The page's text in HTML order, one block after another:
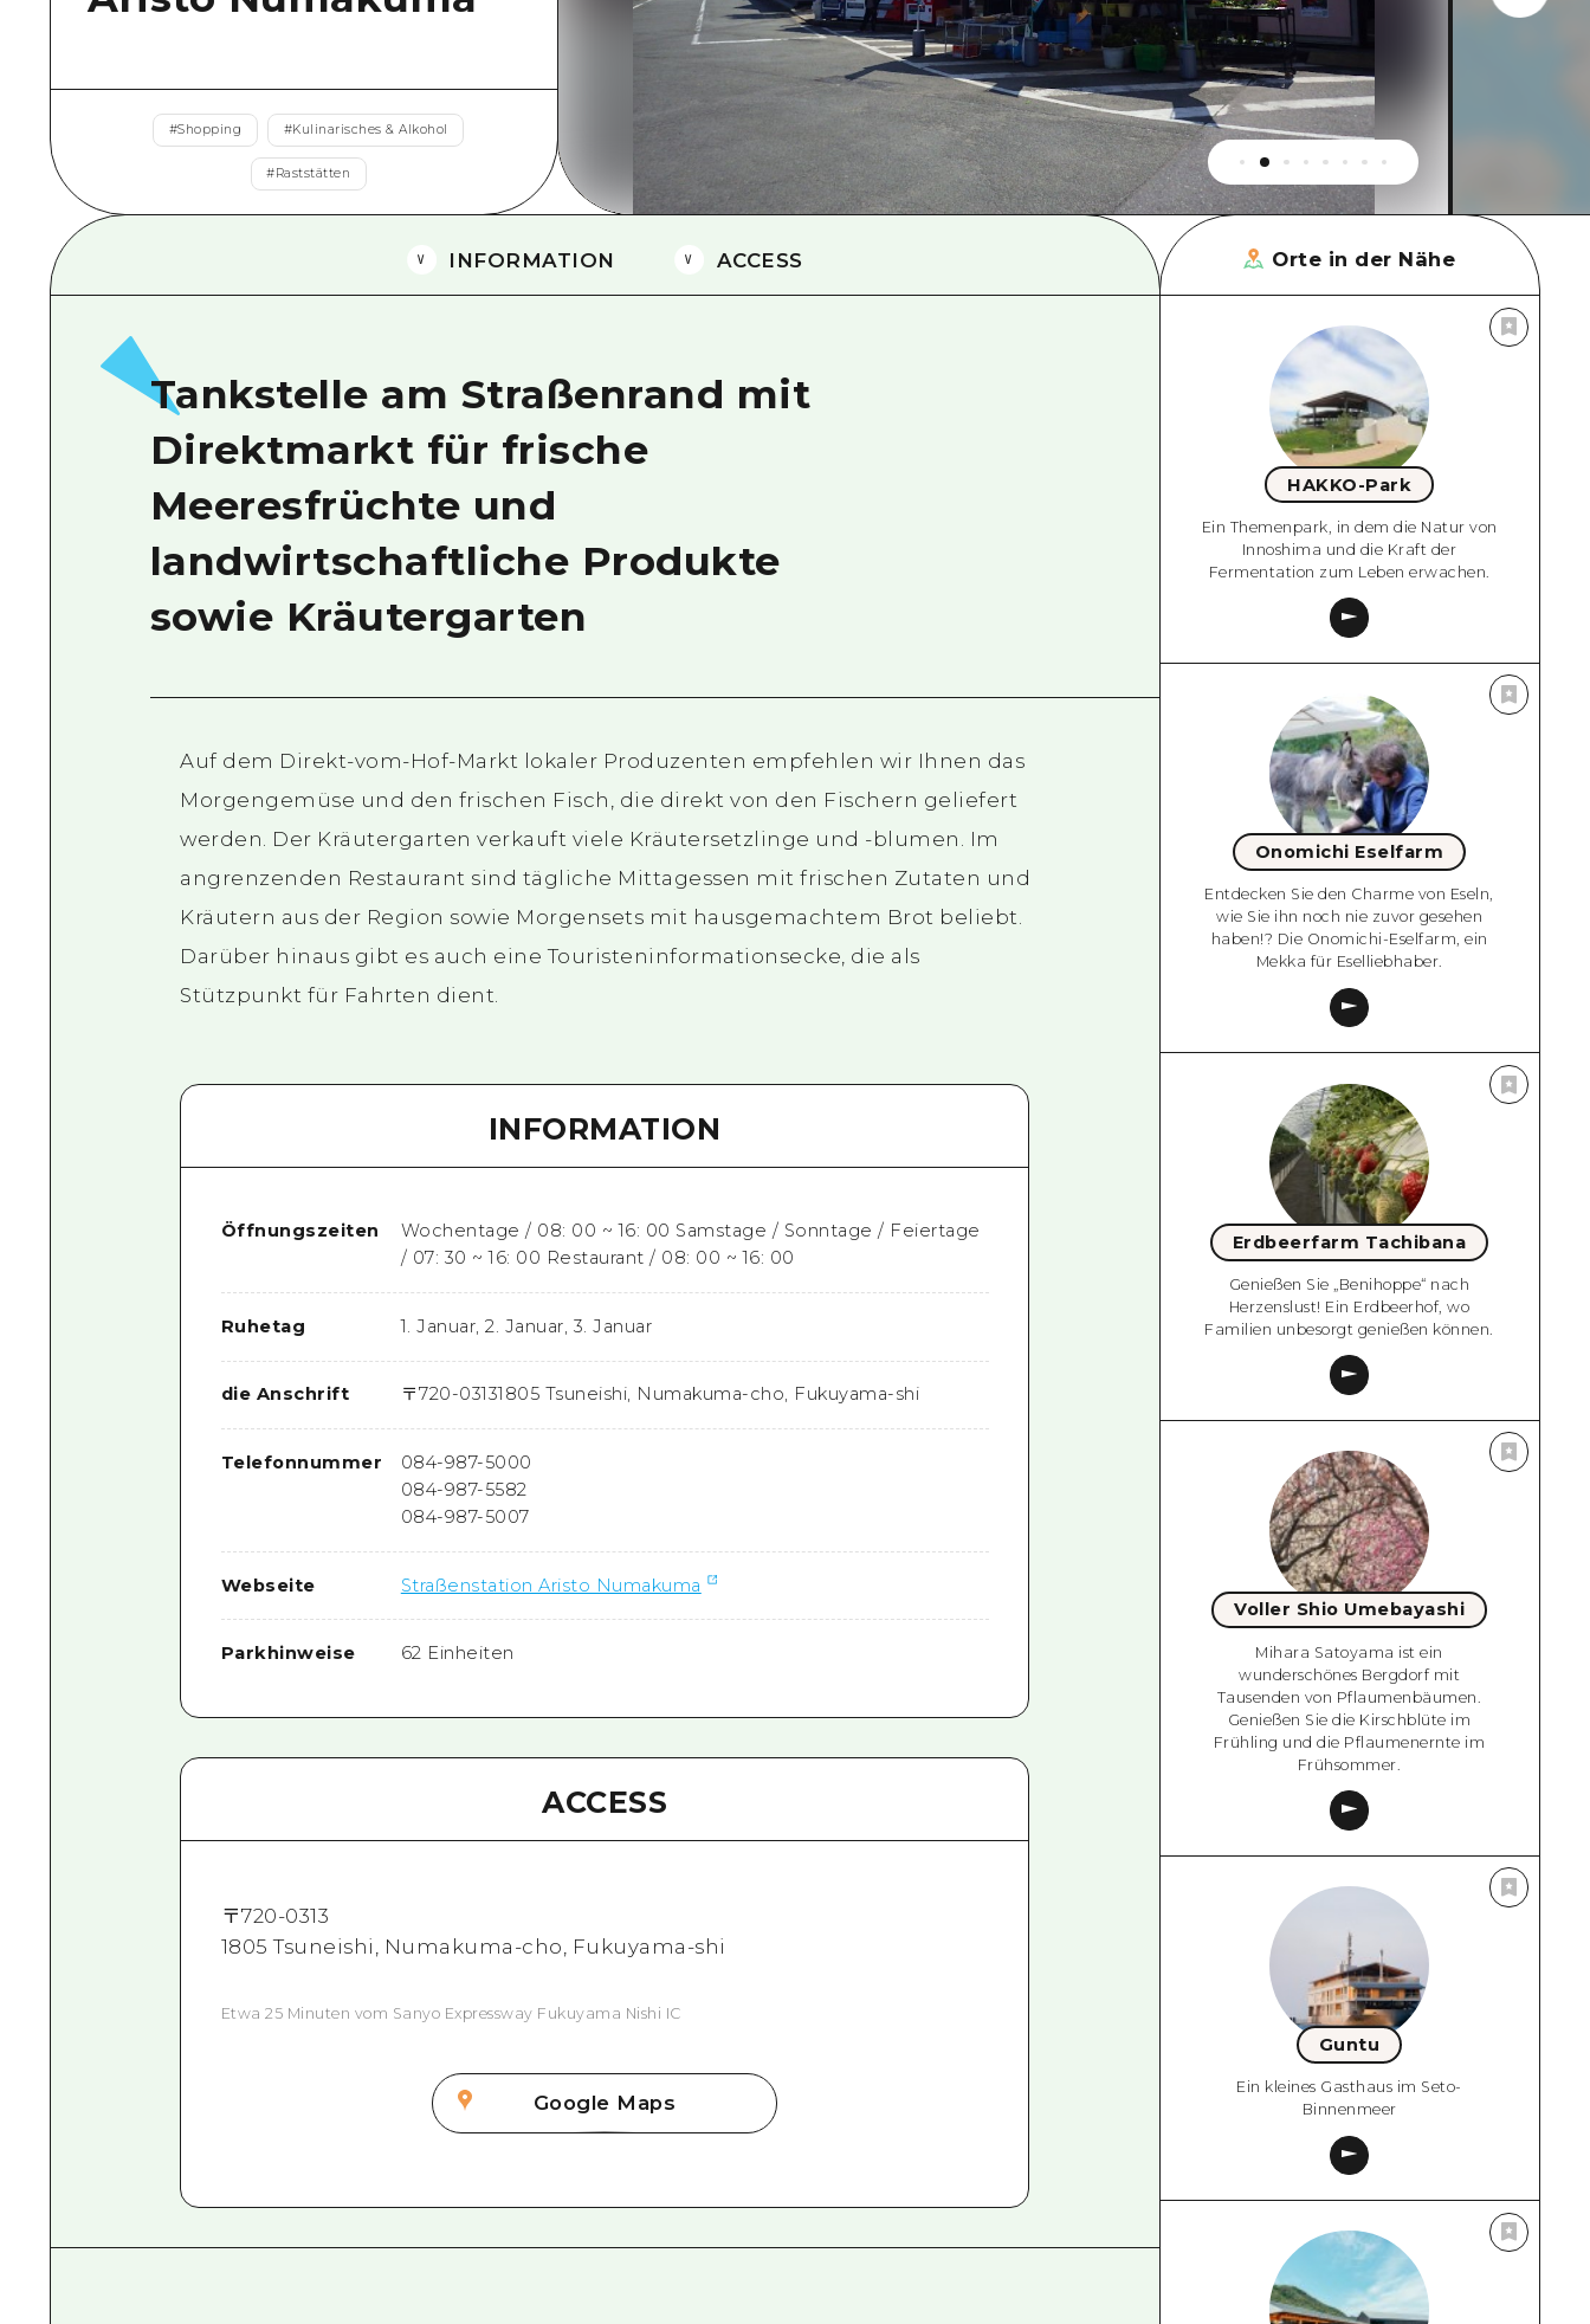
Östliches Yamaguchi
Ehime
Shimane
#Shopping #Kulinarisches & Alkohol
#Raststätten
INFORMATION ACCESS
Tankstelle am Straßenrand mit
Direktmarkt für frische
Meeresfrüchte und
landwirtschaftliche Produkte
sowie Kräutergarten
Auf dem Direkt-vom-Hof-Markt lokaler Produzenten empfehlen wir Ihnen das
Morgengemüse und den frischen Fisch, die direkt von den Fischern geliefert
werden. Der Kräutergarten verkauft viele Kräutersetzlinge und -blumen. Im
angrenzenden Restaurant sind tägliche Mittagessen mit frischen Zutaten und
Kräutern aus der Region sowie Morgensets mit hausgemachtem Brot beliebt.
Darüber hinaus gibt es auch eine Touristeninformationsecke, die als
Stützpunkt für Fahrten dient.
INFORMATION
Öffnungszeiten
Wochentage / 08: 00 ~ 16: 00 Samstage / Sonntage / Feiertage
/ 07: 30 ~ 16: 00 Restaurant / 08: 00 ~ 16: 00
Ruhetag 1. Januar, 2. Januar, 3. Januar
die Anschrift 〒720-03131805 Tsuneishi, Numakuma-cho, Fukuyama-shi
Telefonnummer
084-987-5000
084-987-5582
084-987-5007
Webseite Straßenstation Aristo Numakuma
Parkhinweise 62 Einheiten
ACCESS
〒720-0313
1805 Tsuneishi, Numakuma-cho, Fukuyama-shi
Etwa 25 Minuten vom Sanyo Expressway Fukuyama Nishi IC
Google Maps
Orte in der Nähe
HAKKO-Park
Ein Themenpark, in dem die Natur von
Innoshima und die Kraft der
Fermentation zum Leben erwachen.
Onomichi Eselfarm
Entdecken Sie den Charme von Eseln,
wie Sie ihn noch nie zuvor gesehen
haben!? Die Onomichi-Eselfarm, ein
Mekka für Eselliebhaber.
Erdbeerfarm Tachibana
Genießen Sie „Benihoppe“ nach
Herzenslust! Ein Erdbeerhof, wo
Familien unbesorgt genießen können.
Voller Shio Umebayashi
Mihara Satoyama ist ein
wunderschönes Bergdorf mit
Tausenden von Pflaumenbäumen.
Genießen Sie die Kirschblüte im
Frühling und die Pflaumenernte im
Frühsommer.
Guntu
Ein kleines Gasthaus im Seto-
Binnenmeer